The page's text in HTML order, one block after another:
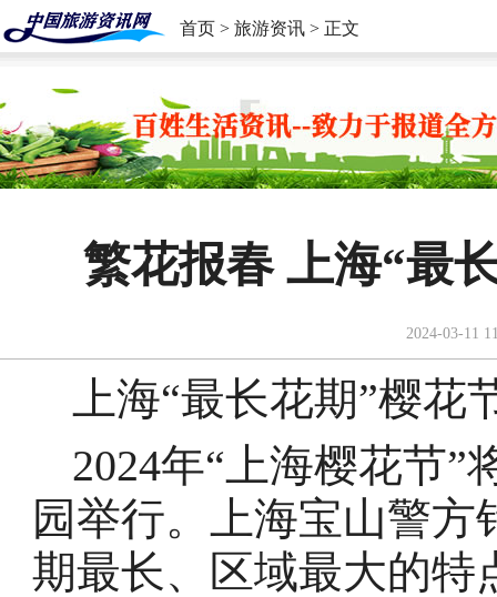
首页 > 旅游资讯 > 正文
繁花报春 上海“最
2024-03-11
上海“最长花期”樱花
2024年“上海樱花节”
园举行。上海宝山警
期最长、区域最大的特